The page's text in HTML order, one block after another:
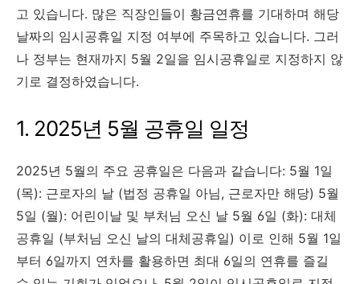
고 있습니다. 많은 직장인들이 황금연휴를 기대하며 해당
날짜의 임시공휴일 지정 여부에 주목하고 있습니다. 그러
나 정부는 현재까지 5월 2일을 임시공휴일로 지정하지 않
기로 결정하였습니다. ​
1. 2025년 5월 공휴일 일정
2025년 5월의 주요 공휴일은 다음과 같습니다:​ 5월 1일
(목): 근로자의 날 (법정 공휴일 아님, 근로자만 해당) 5월
5일 (월): 어린이날 및 부처님 오신 날 5월 6일 (화): 대체
공휴일 (부처님 오신 날의 대체공휴일)​ 이로 인해 5월 1일
부터 6일까지 연차를 활용하면 최대 6일의 연휴를 즐길